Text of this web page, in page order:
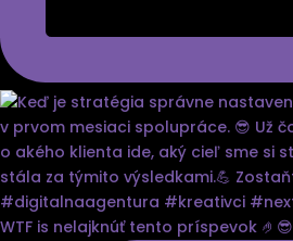
WTF is nelajknúť tento príspevok 🤌😎